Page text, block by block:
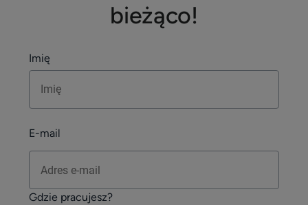
bieżąco!
Imię
E-mail
Gdzie pracujesz?